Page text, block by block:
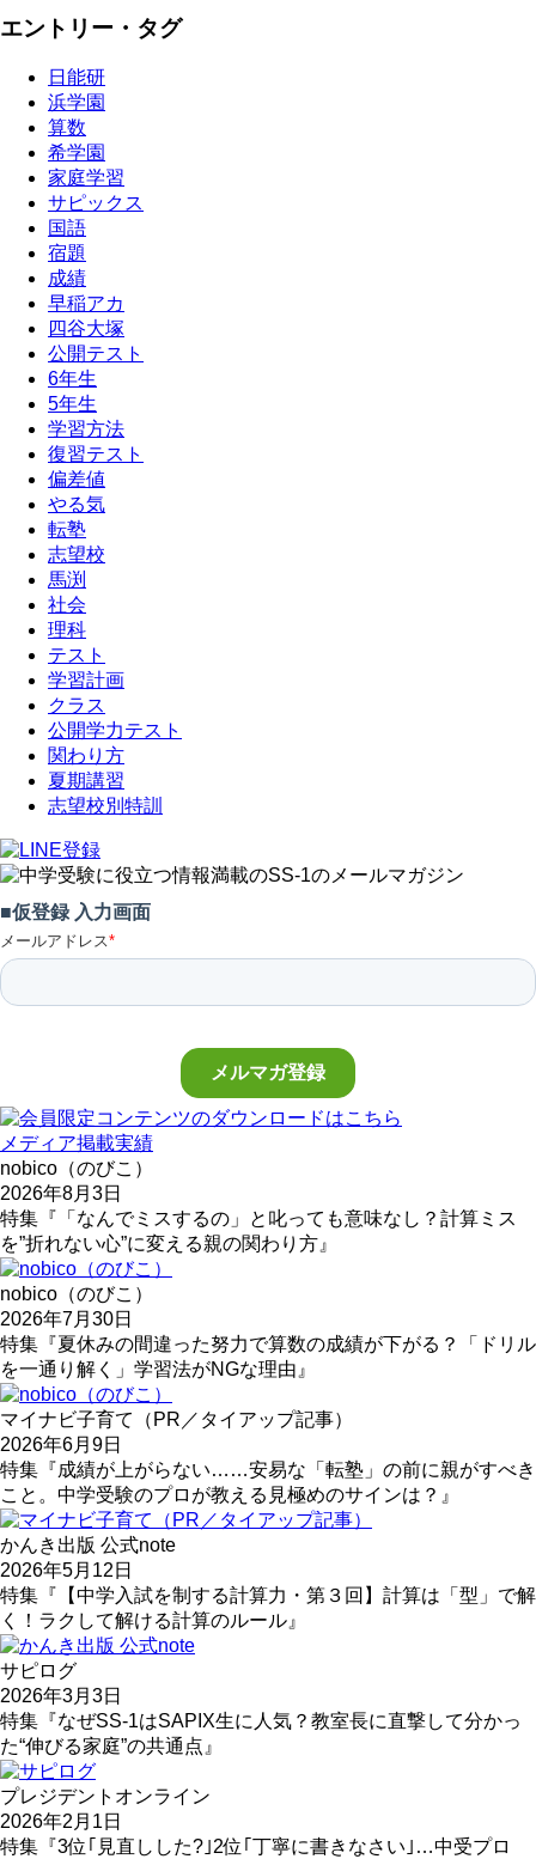
エントリー・タグ
日能研
浜学園
算数
希学園
家庭学習
サピックス
国語
宿題
成績
早稲アカ
四谷大塚
公開テスト
6年生
5年生
学習方法
復習テスト
偏差値
やる気
転塾
志望校
馬渕
社会
理科
テスト
学習計画
クラス
公開学力テスト
関わり方
夏期講習
志望校別特訓
メディア掲載実績
nobico（のびこ）
2026年8月3日
特集『「なんでミスするの」と叱っても意味なし？計算ミス
を”折れない心”に変える親の関わり方』
nobico（のびこ）
2026年7月30日
特集『夏休みの間違った努力で算数の成績が下がる？「ドリル
を一通り解く」学習法がNGな理由』
マイナビ子育て（PR／タイアップ記事）
2026年6月9日
特集『成績が上がらない……安易な「転塾」の前に親がすべき
こと。中学受験のプロが教える見極めのサインは？』
かんき出版 公式note
2026年5月12日
特集『【中学入試を制する計算力・第３回】計算は「型」で解
く！ラクして解ける計算のルール』
サピログ
2026年3月3日
特集『なぜSS-1はSAPIX生に人気？教室長に直撃して分かっ
た“伸びる家庭”の共通点』
プレジデントオンライン
2026年2月1日
特集『3位｢見直しした?｣2位｢丁寧に書きなさい｣…中受プロ